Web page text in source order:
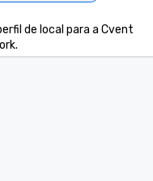
de local para a Cvent